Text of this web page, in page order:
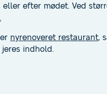
efter mødet. Ved
nyrenoveret restaurant,
indhold.